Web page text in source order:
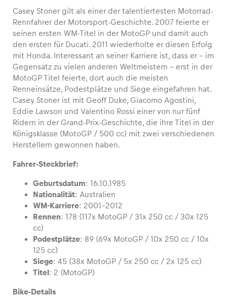
Fahrzeug
Alle anzeigen
Glossar
Casey Stoner gilt als einer der talentiertesten Motorrad-
Rennfahrer der Motorsport-Geschichte. 2007 feierte er
seinen ersten WM-Titel in der MotoGP und damit auch
den ersten für Ducati. 2011 wiederholte er diesen Erfolg
mit Honda. Interessant an seiner Karriere ist, dass er – im
Gegensatz zu vielen anderen Weltmeistern – erst in der
MotoGP Titel feierte, dort auch die meisten
Renneinsätze, Podestplätze und Siege eingefahren hat.
Casey Stoner ist mit Geoff Duke, Giacomo Agostini,
Eddie Lawson und Valentino Rossi einer von nur fünf
Ridern in der Grand-Prix-Geschichte, die ihre Titel in der
Königsklasse (MotoGP / 500 cc) mit zwei verschiedenen
Herstellern gewonnen haben.
Fahrer-Steckbrief:
Geburtsdatum: 16.10.1985
Nationalität: Australien
WM-Karriere: 2001-2012
Rennen: 178 (117x MotoGP / 31x 250 cc / 30x 125
cc)
Podestplätze: 89 (69x MotoGP / 10x 250 cc / 10x
125 cc)
Siege: 45 (38x MotoGP / 5x 250 cc / 2x 125 cc)
Titel: 2 (MotoGP)
Bike-Details